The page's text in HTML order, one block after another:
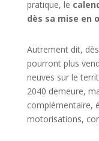
pratique, le
dès sa mise en
Autrement dit,
pourront plus
neuves sur le
2040 demeure,
complémentaire,
motorisations,